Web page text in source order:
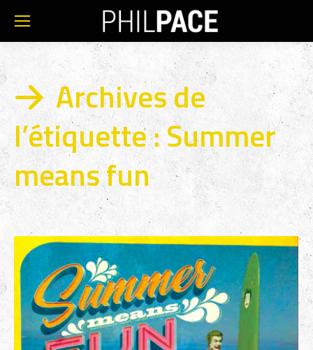
Archives de
l’étiquette :Summer
means fun